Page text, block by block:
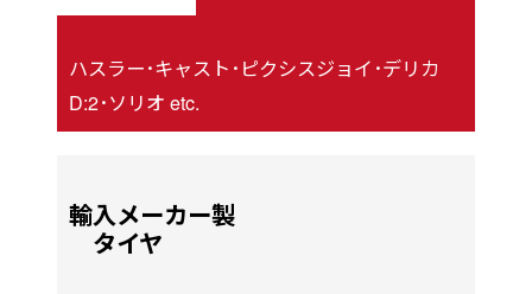
ハスラー･キャスト･ピクシスジョイ･デリカ
D:2･ソリオ etc.
輸入メーカー製
タイヤ